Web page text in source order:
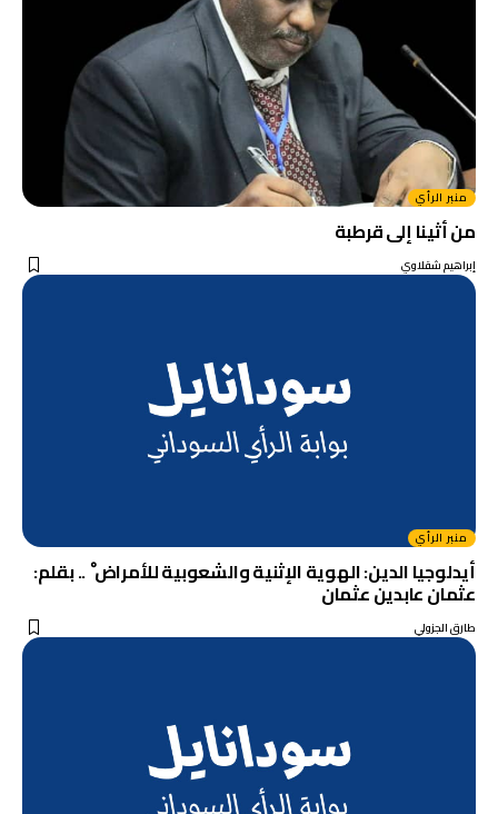
منبر الرأي
من أثينا إلى قرطبة
إبراهيم شقلاوي
منبر الرأي
أيدلوجيا الدين: الهوية الإثنية والشعوبية للأمراض ْ .. بقلم:
عثمان عابدين عثمان
طارق الجزولي